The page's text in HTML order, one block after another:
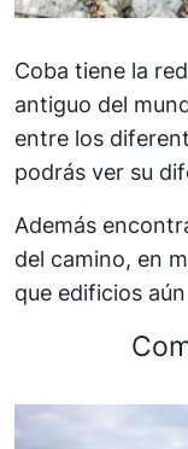
Coba tiene la
antiguo del
entre los
podrás ver su
Además
del camino, en
que edificios